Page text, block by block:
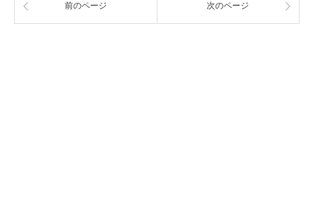
前のページ 次のページ